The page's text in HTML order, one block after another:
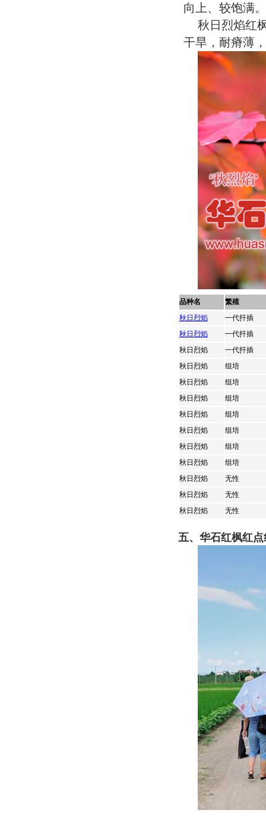
向上、较饱满。
秋日烈焰红
干旱，耐瘠薄
品种名
繁殖
秋日烈焰
一代扦插
秋日烈焰
一代扦插
秋日烈焰
一代扦插
秋日烈焰
组培
秋日烈焰
组培
秋日烈焰
组培
秋日烈焰
组培
秋日烈焰
组培
秋日烈焰
组培
秋日烈焰
组培
秋日烈焰
无性
秋日烈焰
无性
秋日烈焰
无性
五、华石红枫红点